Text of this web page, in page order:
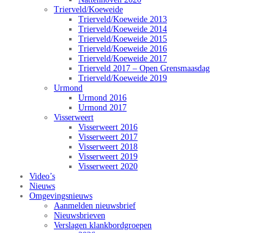
Trierveld/Koeweide
Trierveld/Koeweide 2013
Trierveld/Koeweide 2014
Trierveld/Koeweide 2015
Trierveld/Koeweide 2016
Trierveld/Koeweide 2017
Trierveld 2017 – Open Grensmaasdag
Trierveld/Koeweide 2019
Urmond
Urmond 2016
Urmond 2017
Visserweert
Visserweert 2016
Visserweert 2017
Visserweert 2018
Visserweert 2019
Visserweert 2020
Video’s
Nieuws
Omgevingsnieuws
Aanmelden nieuwsbrief
Nieuwsbrieven
Verslagen klankbordgroepen